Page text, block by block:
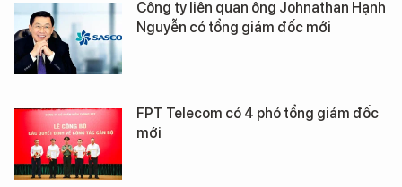
Công ty liên quan ông Johnathan Hạnh
Nguyễn có tổng giám đốc mới
FPT Telecom có 4 phó tổng giám đốc
mới